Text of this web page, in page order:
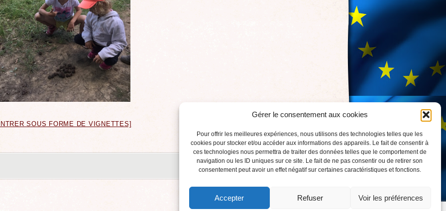
Gérer le consentement aux cookies
Pour offrir les meilleures expériences, nous utilisons des technologies telles que les
cookies pour stocker et/ou accéder aux informations des appareils. Le fait de consentir à
ces technologies nous permettra de traiter des données telles que le comportement de
navigation ou les ID uniques sur ce site. Le fait de ne pas consentir ou de retirer son
consentement peut avoir un effet négatif sur certaines caractéristiques et fonctions.
Accepter Refuser Voir les préférences
SOUS FORME DE VIGNETTES]